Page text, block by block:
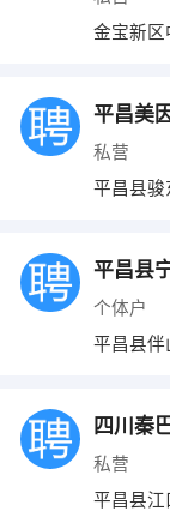
金宝新区
平昌美
私营
平昌县骏
个体户
平昌县伴
私营
平昌县江